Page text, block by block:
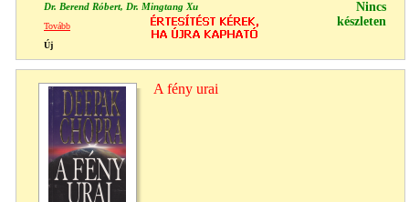
Dr. Berend Róbert, Dr. Mingtang Xu
Nincs
készleten
Tovább
Új
A fény urai